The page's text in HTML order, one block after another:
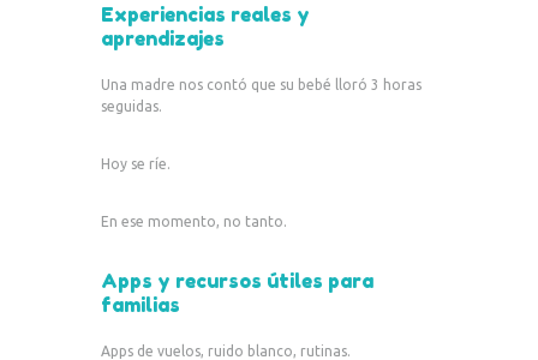
Experiencias reales y
aprendizajes
Una madre nos contó que su bebé lloró 3 horas
seguidas.
Hoy se ríe.
En ese momento, no tanto.
Apps y recursos útiles para
familias
Apps de vuelos, ruido blanco, rutinas.